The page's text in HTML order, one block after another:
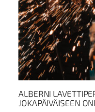
ALBERNI
JOKAPÄIVÄISEEN